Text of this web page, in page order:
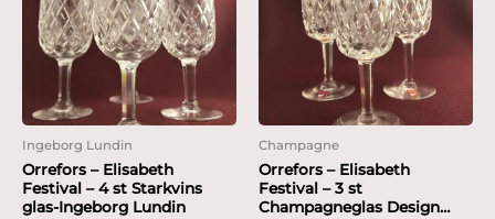
Ingeborg Lundin
Orrefors – Elisabeth
Festival – 4 st Starkvins
glas-Ingeborg Lundin
Champagne
Orrefors – Elisabeth
Festival – 3 st
Champagneglas Design